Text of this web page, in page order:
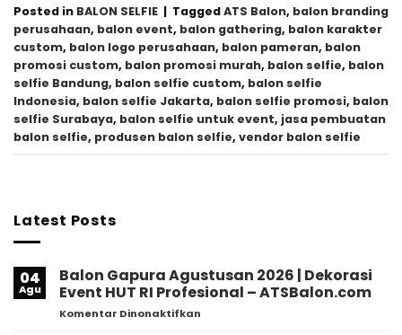
Posted in BALON SELFIE | TaggedATS Balon, balon branding
perusahaan, balon event, balon gathering, balon karakter
custom, balon logo perusahaan, balon pameran, balon
promosi custom, balon promosi murah, balon selfie, balon
selfie Bandung, balon selfie custom, balon selfie
Indonesia, balon selfie Jakarta, balon selfie promosi, balon
selfie Surabaya, balon selfie untuk event, jasa pembuatan
balon selfie, produsen balon selfie, vendor balon selfie
Latest Posts
04
Agu
Balon Gapura Agustusan 2026 | Dekorasi
Event HUT RI Profesional – ATSBalon.com
Komentar Dinonaktifkan